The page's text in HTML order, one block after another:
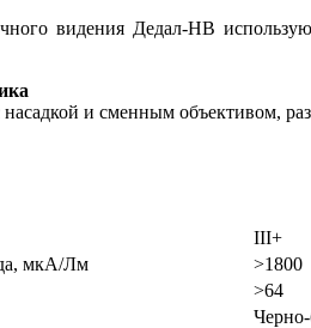
видения Дедал-НВ
и сменным объективом,
III+
мкА/Лм
>1800
>64